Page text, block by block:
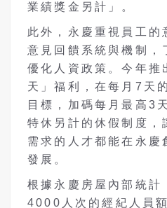
業績獎金另計」。
此外，永慶重視員工的
意見回饋系統與機制，
優化人資政策。今年推
天」福利，在每月7天
目標，加碼每月最高3
特休另計的休假制度，
需求的人才都能在永慶
發展。
根據永慶房屋內部統計
4000人次的經紀人員